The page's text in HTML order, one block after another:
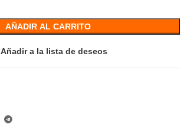
AÑADIR AL CARRITO
Añadir a la lista de deseos